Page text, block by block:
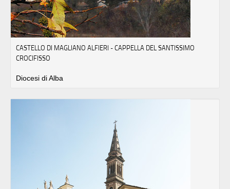
CASTELLO DI MAGLIANO ALFIERI - CAPPELLA DEL SANTISSIMO
CROCIFISSO
Diocesi di Alba